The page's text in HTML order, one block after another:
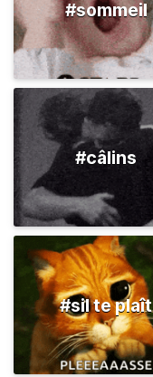
#sommeil
#câlins
#sil te plaît